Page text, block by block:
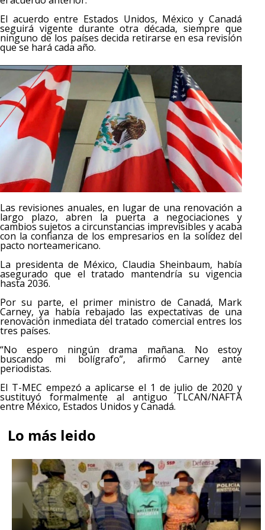
El acuerdo entre Estados Unidos, México y Canadá
seguirá vigente durante otra década, siempre que
ninguno de los países decida retirarse en esa revisión
que se hará cada año.
Las revisiones anuales, en lugar de una renovación a
largo plazo, abren la puerta a negociaciones y
cambios sujetos a circunstancias imprevisibles y acaba
con la confianza de los empresarios en la solidez del
pacto norteamericano.
La presidenta de México, Claudia Sheinbaum, había
asegurado que el tratado mantendría su vigencia
hasta 2036.
Por su parte, el primer ministro de Canadá, Mark
Carney, ya había rebajado las expectativas de una
renovación inmediata del tratado comercial entres los
tres países.
“No espero ningún drama mañana. No estoy
buscando mi bolígrafo”, afirmó Carney ante
periodistas.
El T-MEC empezó a aplicarse el 1 de julio de 2020 y
sustituyó formalmente al antiguo TLCAN/NAFTA
entre México, Estados Unidos y Canadá.
Lo más leido